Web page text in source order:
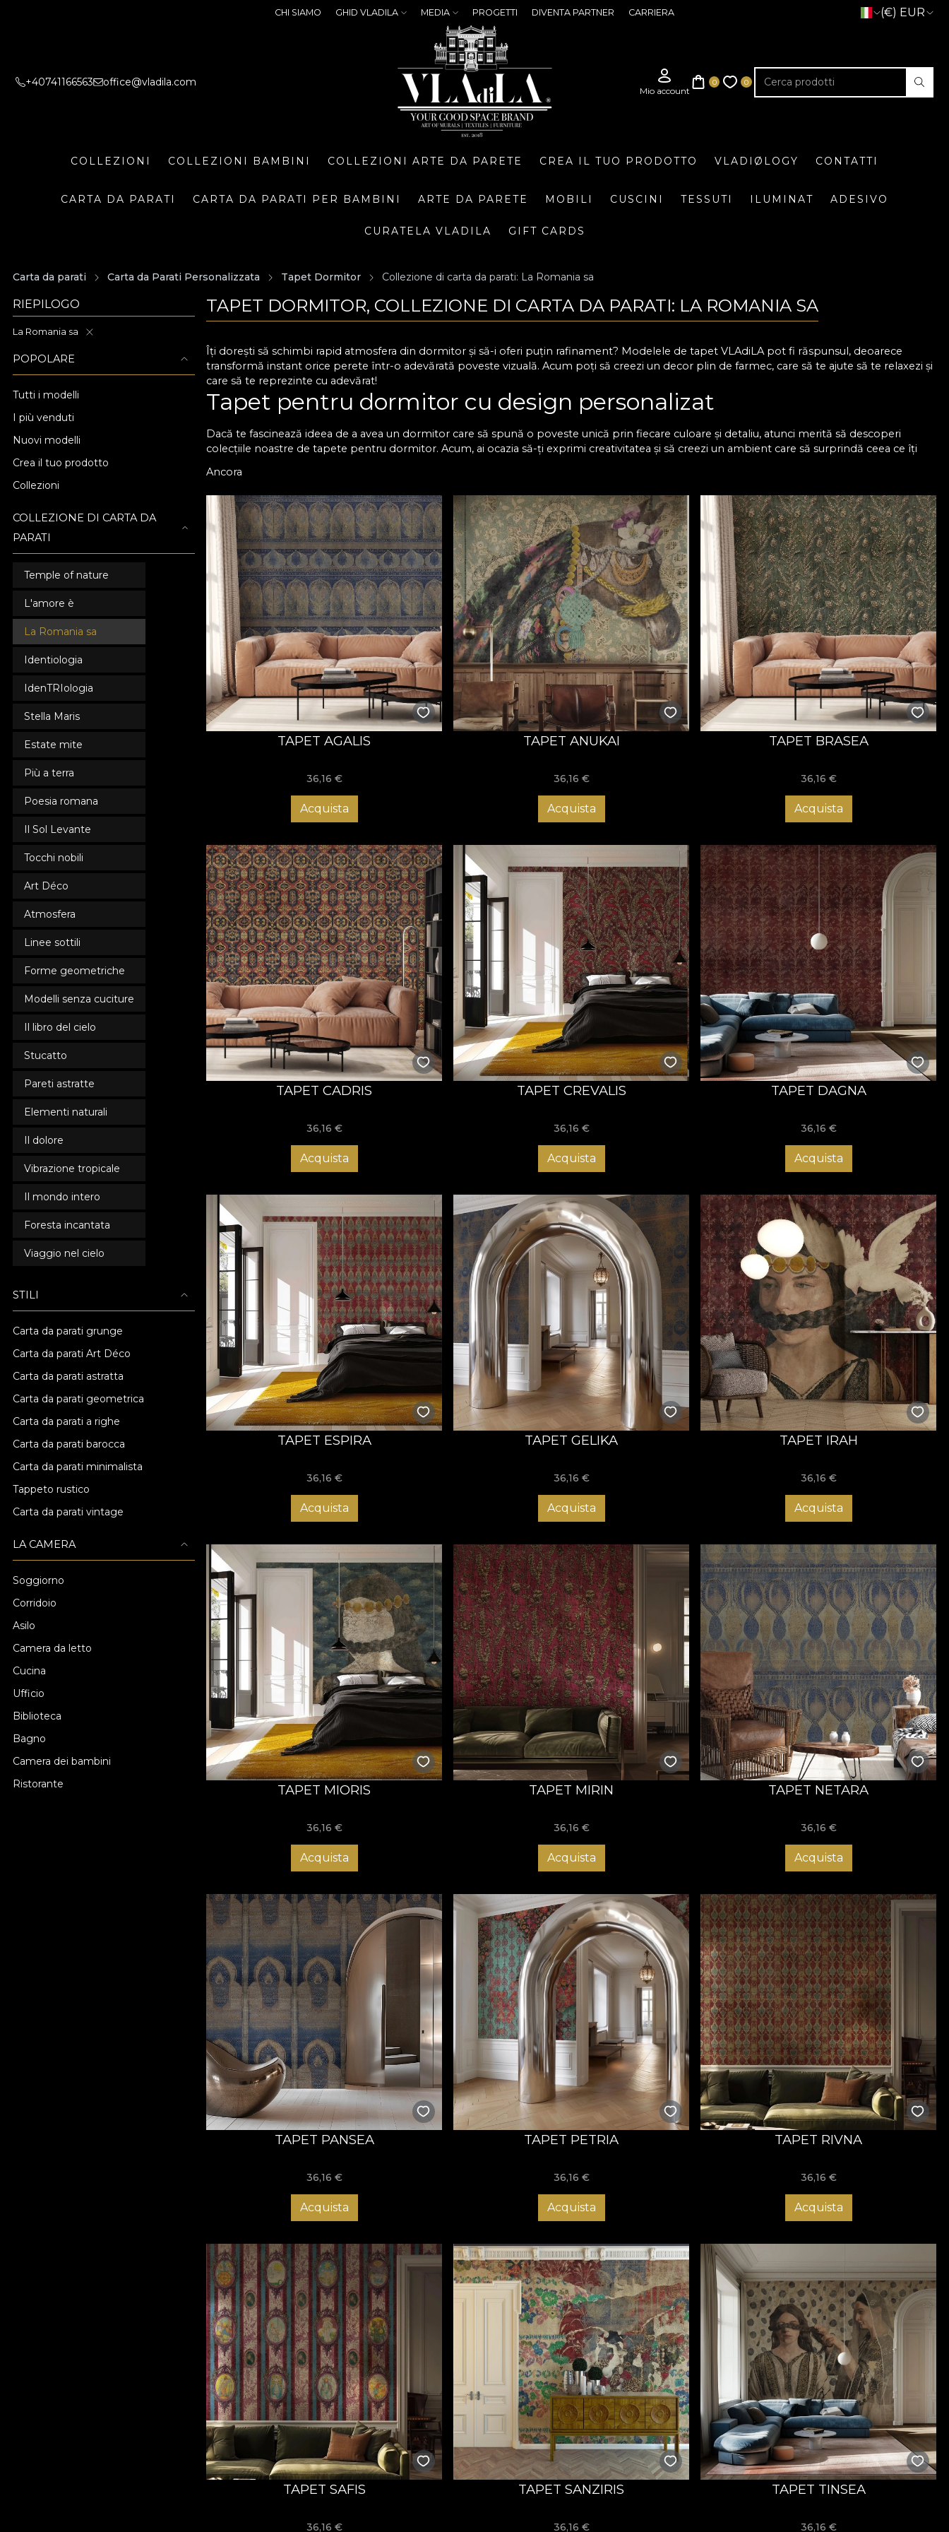
CHI SIAMO GHID VLADILA MEDIA PROGETTI DIVENTA PARTNER CARRIERA (€) EUR
+40741166563 office@vladila.com
COLLEZIONI COLLEZIONI BAMBINI COLLEZIONI ARTE DA PARETE CREA IL TUO PRODOTTO VLADIØLOGY CONTATTI
CARTA DA PARATI CARTA DA PARATI PER BAMBINI ARTE DA PARETE MOBILI CUSCINI TESSUTI ILUMINAT ADESIVO
CURATELA VLADILA GIFT CARDS
Carta da parati Carta da Parati Personalizzata Tapet Dormitor Collezione di carta da parati: La Romania sa
RIEPILOGO
La Romania sa
POPOLARE
Tutti i modelli
I più venduti
Nuovi modelli
Crea il tuo prodotto
Collezioni
COLLEZIONE DI CARTA DA
PARATI
Temple of nature
L'amore è
La Romania sa
Identiologia
IdenTRIologia
Stella Maris
Estate mite
Più a terra
Poesia romana
Il Sol Levante
Tocchi nobili
Art Déco
Atmosfera
Linee sottili
Forme geometriche
Modelli senza cuciture
Il libro del cielo
Stucatto
Pareti astratte
Elementi naturali
Il dolore
Vibrazione tropicale
Il mondo intero
Foresta incantata
Viaggio nel cielo
STILI
Carta da parati grunge
Carta da parati Art Déco
Carta da parati astratta
Carta da parati geometrica
Carta da parati a righe
Carta da parati barocca
Carta da parati minimalista
Tappeto rustico
Carta da parati vintage
LA CAMERA
Soggiorno
Corridoio
Asilo
Camera da letto
Cucina
Ufficio
Biblioteca
Bagno
Camera dei bambini
Ristorante
TAPET DORMITOR, COLLEZIONE DI CARTA DA PARATI: LA ROMANIA SA
Îți dorești să schimbi rapid atmosfera din dormitor și să-i oferi puțin rafinament? Modelele de tapet VLAdiLA pot fi răspunsul, deoarece
transformă instant orice perete într-o adevărată poveste vizuală. Acum poți să creezi un decor plin de farmec, care să te ajute să te relaxezi și
care să te reprezinte cu adevărat!
Tapet pentru dormitor cu design personalizat
Dacă te fascinează ideea de a avea un dormitor care să spună o poveste unică prin fiecare culoare și detaliu, atunci merită să descoperi
colecțiile noastre de tapete pentru dormitor. Acum, ai ocazia să-ți exprimi creativitatea și să creezi un ambient care să surprindă ceea ce îți
model de poveste, de care te vei bucura în fiecare zi. Un simplu tapet în dormitor poate face diferența, așa că poți miza pe imprimeuri
discrete, în nuanțe neutre, dacă îți dorești un spațiu calm, relaxant, sau poți opta pentru modele spectaculoase, dacă vrei să transformi
complet încăperea. Tu decizi!
Alege tapetul premium VLAdiLA pentru un dormitor cu design
elegant
Orice tapet de dormitor pe care îl găsești la noi este proiectat să reziste în timp, iar culorile și formele își păstrează intensitatea, chiar și după
mulți ani de utilizare. Pentru tine, acest lucru înseamnă o investiție sigură și un decor care nu se demodează. Mai mult, acum ai ocazia de a
alege textura preferată, care se potrivește cel mai bine în spațiul tău și care aduce eleganța pe care ți-o dorești. Așadar, cu VLAdiLA este mai
ușor ca niciodată să te bucuri de dormitorul perfect și să-i redai acea atmosferă la care ai visat mereu. Colecțiile noastre sunt realizate de
designeri români de top și sunt premiate la competiții internaționale de profil, astfel că ai șansa de a beneficia de o transformare cu adevărat
specială în dormitor. Acum este momentul să acționezi și să alegi tapetul care îți îndeplinește toate preferințele. Comandă acum și
transformă-ți dormitorul în spațiul pe care îl meriți!
Ancora
TAPET AGALIS
36,16 €
Acquista
TAPET ANUKAI
36,16 €
Acquista
TAPET BRASEA
36,16 €
Acquista
TAPET CADRIS
36,16 €
Acquista
TAPET CREVALIS
36,16 €
Acquista
TAPET DAGNA
36,16 €
Acquista
TAPET ESPIRA
36,16 €
Acquista
TAPET GELIKA
36,16 €
Acquista
TAPET IRAH
36,16 €
Acquista
TAPET MIORIS
36,16 €
Acquista
TAPET MIRIN
36,16 €
Acquista
TAPET NETARA
36,16 €
Acquista
TAPET PANSEA
36,16 €
Acquista
TAPET PETRIA
36,16 €
Acquista
TAPET RIVNA
36,16 €
Acquista
TAPET SAFIS
36,16 €
TAPET SANZIRIS
36,16 €
TAPET TINSEA
36,16 €